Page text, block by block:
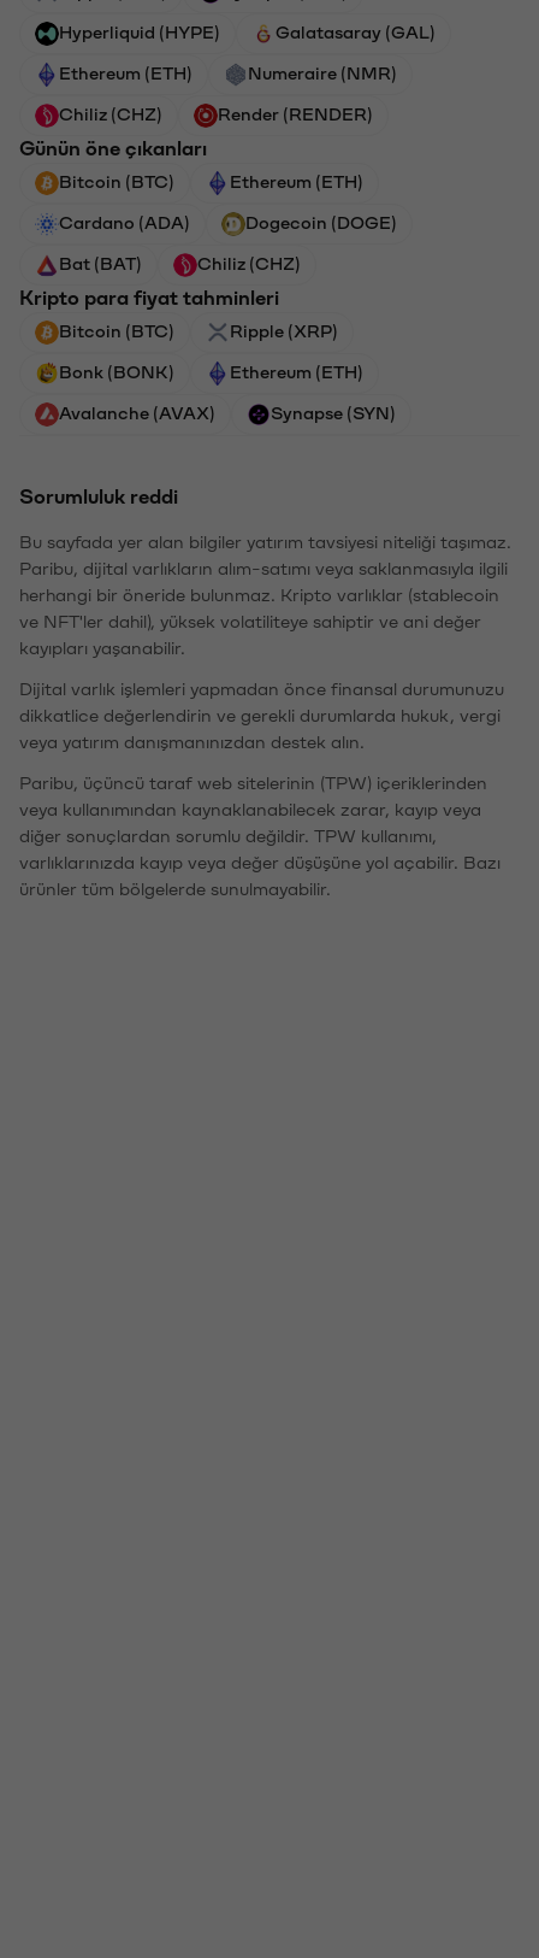
Hyperliquid (HYPE) Galatasaray (GAL)
Ethereum (ETH) Numeraire (NMR)
Chiliz (CHZ) Render (RENDER)
Günün öne çıkanları
Bitcoin (BTC) Ethereum (ETH)
Cardano (ADA) Dogecoin (DOGE)
Bat (BAT) Chiliz (CHZ)
Kripto para fiyat tahminleri
Bitcoin (BTC) Ripple (XRP)
Bonk (BONK) Ethereum (ETH)
Avalanche (AVAX) Synapse (SYN)
Sorumluluk reddi
Bu sayfada yer alan bilgiler yatırım tavsiyesi niteliği taşımaz.
Paribu, dijital varlıkların alım-satımı veya saklanmasıyla ilgili
herhangi bir öneride bulunmaz. Kripto varlıklar (stablecoin
ve NFT'ler dahil), yüksek volatiliteye sahiptir ve ani değer
kayıpları yaşanabilir.
Dijital varlık işlemleri yapmadan önce finansal durumunuzu
dikkatlice değerlendirin ve gerekli durumlarda hukuk, vergi
veya yatırım danışmanınızdan destek alın.
Paribu, üçüncü taraf web sitelerinin (TPW) içeriklerinden
veya kullanımından kaynaklanabilecek zarar, kayıp veya
diğer sonuçlardan sorumlu değildir. TPW kullanımı,
varlıklarınızda kayıp veya değer düşüşüne yol açabilir. Bazı
ürünler tüm bölgelerde sunulmayabilir.